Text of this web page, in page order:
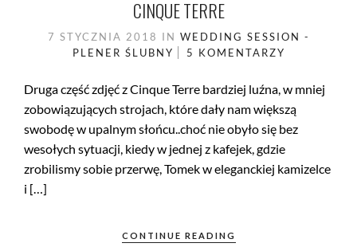
CINQUE TERRE
7 STYCZNIA 2018 IN WEDDING SESSION -
PLENER ŚLUBNY
5 KOMENTARZY
Druga część zdjęć z Cinque Terre bardziej luźna, w mniej
zobowiązujących strojach, które dały nam większą
swobodę w upalnym słońcu..choć nie obyło się bez
wesołych sytuacji, kiedy w jednej z kafejek, gdzie
zrobilismy sobie przerwę, Tomek w eleganckiej kamizelce
i […]
CONTINUE READING